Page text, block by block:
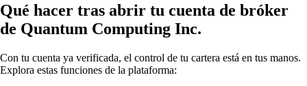
Qué hacer tras abrir tu cuenta de bróker
de Quantum Computing Inc.
Con tu cuenta ya verificada, el control de tu cartera está en tus manos.
Explora estas funciones de la plataforma: